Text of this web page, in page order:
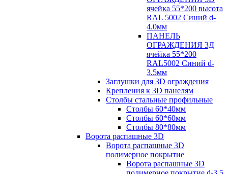
ячейка 55*200 высота
RAL 5002 Синий d-
4.0мм
ПАНЕЛЬ
ОГРАЖДЕНИЯ 3Д
ячейка 55*200
RAL5002 Синий d-
3.5мм
Заглушки для 3D ограждения
Крепления к 3D панелям
Столбы стальные профильные
Столбы 60*40мм
Столбы 60*60мм
Столбы 80*80мм
Ворота распашные 3D
Ворота распашные 3D
полимерное покрытие
Ворота распашные 3D